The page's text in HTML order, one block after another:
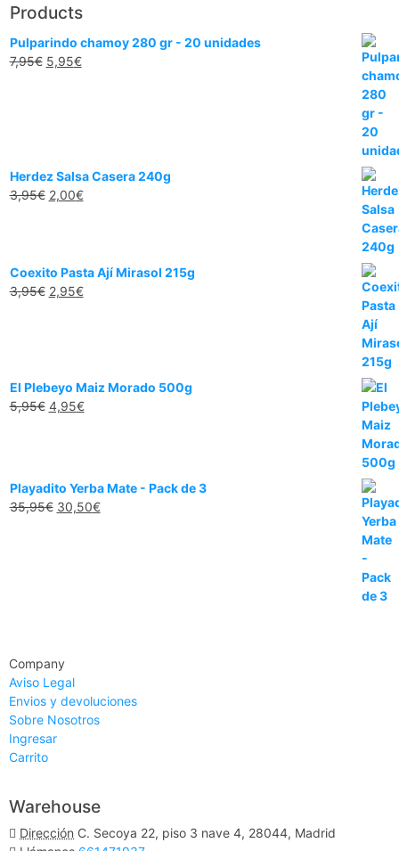
Products
Pulparindo chamoy 280 gr - 20 unidades
7,95€ 5,95€
Herdez Salsa Casera 240g
3,95€ 2,00€
Coexito Pasta Ají Mirasol 215g
3,95€ 2,95€
El Plebeyo Maiz Morado 500g
5,95€ 4,95€
Playadito Yerba Mate - Pack de 3
35,95€ 30,50€
Company
Aviso Legal
Envios y devoluciones
Sobre Nosotros
Ingresar
Carrito
Warehouse
Dirección C. Secoya 22, piso 3 nave 4, 28044, Madrid